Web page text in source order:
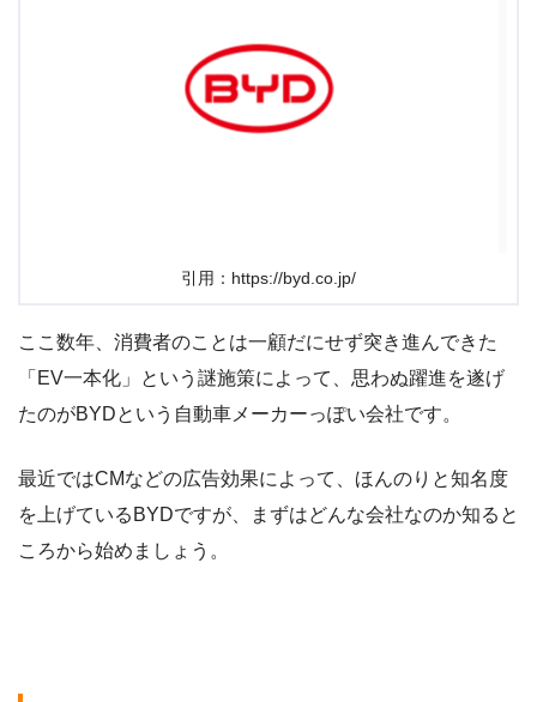
引用：https://byd.co.jp/
ここ数年、消費者のことは一顧だにせず突き進んできた
「EV一本化」という謎施策によって、思わぬ躍進を遂げ
たのがBYDという自動車メーカーっぽい会社です。
最近ではCMなどの広告効果によって、ほんのりと知名度
を上げているBYDですが、まずはどんな会社なのか知ると
ころから始めましょう。